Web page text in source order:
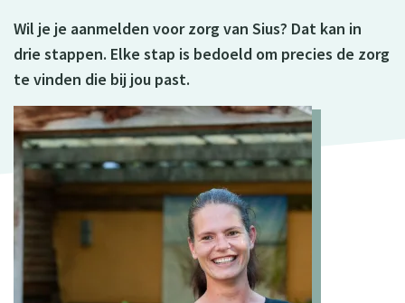
Wil je je aanmelden voor zorg van Sius? Dat kan in
drie stappen. Elke stap is bedoeld om precies de zorg
te vinden die bij jou past.